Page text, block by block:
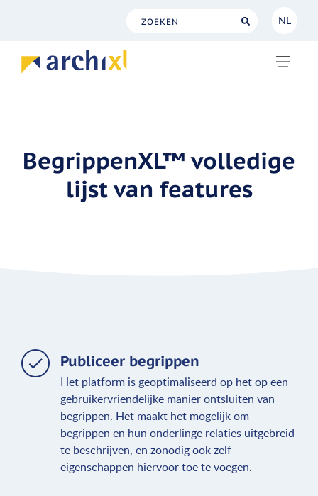
NL
BegrippenXL™ volledige
lijst van features
Publiceer begrippen
Het platform is geoptimaliseerd op het op een
gebruikervriendelijke manier ontsluiten van
begrippen. Het maakt het mogelijk om
begrippen en hun onderlinge relaties uitgebreid
te beschrijven, en zonodig ook zelf
eigenschappen hiervoor toe te voegen.